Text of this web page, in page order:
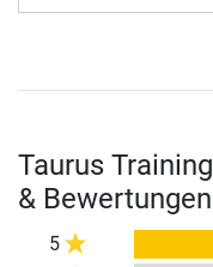
Taurus
& Bewertungen
5